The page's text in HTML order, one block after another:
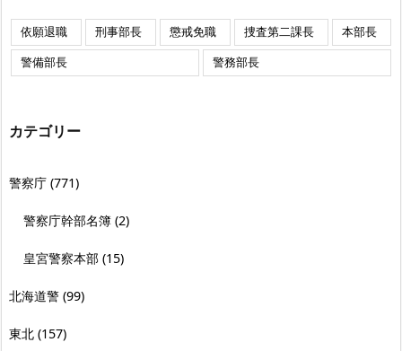
依願退職 刑事部長 懲戒免職 捜査第二課長
本部長
警備部長
警務部長
カテゴリー
警察庁 (771)
警察庁幹部名簿 (2)
皇宮警察本部 (15)
北海道警 (99)
東北 (157)